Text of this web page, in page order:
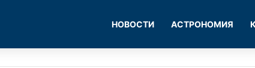
НОВОСТИ АСТРОНОМИЯ